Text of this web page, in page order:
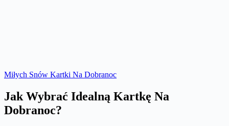
Miłych Snów Kartki Na Dobranoc
Jak Wybrać Idealną Kartkę Na
Dobranoc?